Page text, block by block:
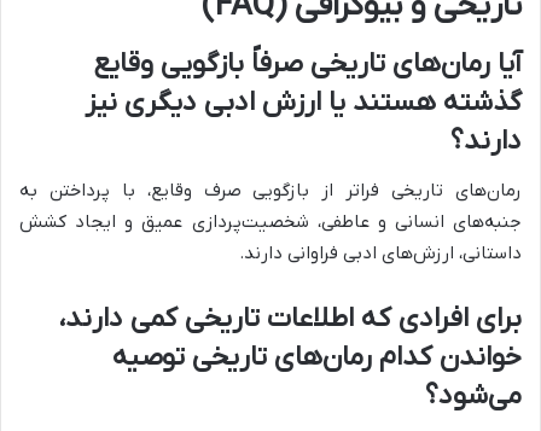
آیا رمان‌های تاریخی صرفاً بازگویی وقایع
گذشته هستند یا ارزش ادبی دیگری نیز
دارند؟
رمان‌های تاریخی فراتر از بازگویی صرف وقایع، با پرداختن به
جنبه‌های انسانی و عاطفی، شخصیت‌پردازی عمیق و ایجاد کشش
داستانی، ارزش‌های ادبی فراوانی دارند.
برای افرادی که اطلاعات تاریخی کمی دارند،
خواندن کدام رمان‌های تاریخی توصیه
می‌شود؟